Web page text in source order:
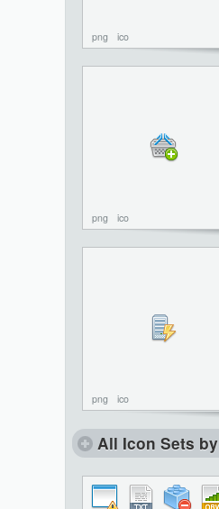
png ico
png ico
png ico
All Icon Sets by